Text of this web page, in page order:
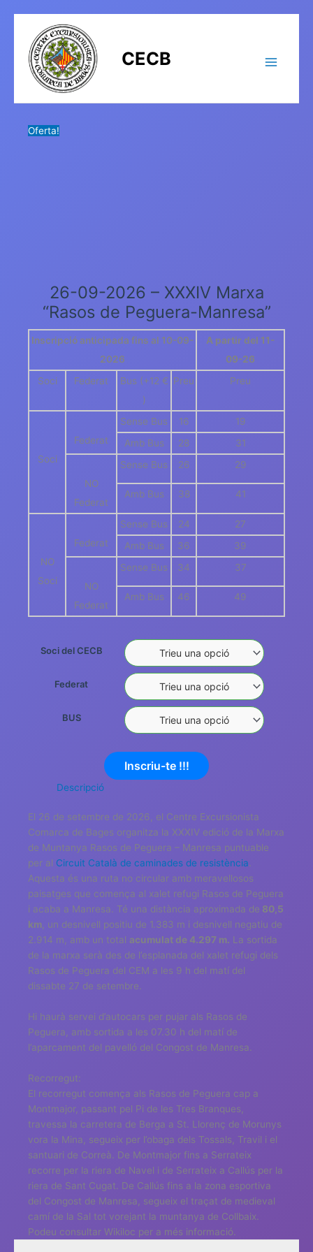
CECB
Oferta!
26-09-2026 – XXXIV Marxa
“Rasos de Peguera-Manresa”
Inscripció anticipada fins al 10-09-
2026
A partir del 11-
09-26
Soci
Federat
Bus (+12 €
)
Preu Preu
Soci
Federat
Sense Bus 16
19
Amb Bus
28 31
NO
Federat
Sense Bus 26 29
Amb Bus 38 41
NO
Soci
Federat
Sense Bus 24
27
Amb Bus
36 39
NO
Federat
Sense Bus 34 37
Amb Bus 46 49
Soci del CECB
Federat
BUS
Inscriu-te !!!
Descripció
El 26 de setembre de 2026, el Centre Excursionista
Comarca de Bages organitza la XXXIV edició de la Marxa
de Muntanya Rasos de Peguera – Manresa puntuable
per al Circuit Català de caminades de resistència.
Aquesta és una ruta no circular amb meravellosos
paisatges que comença al xalet refugi Rasos de Peguera
i acaba a Manresa. Té una distància aproximada de 80,5
km, un desnivell positiu de 1.383 m i desnivell negatiu de
2.914 m, amb un total acumulat de 4.297 m. La sortida
de la marxa serà des de l’esplanada del xalet refugi dels
Rasos de Peguera del CEM a les 9 h del matí del
dissabte 27 de setembre.
Hi haurà servei d’autocars per pujar als Rasos de
Peguera, amb sortida a les 07.30 h del matí de
l’aparcament del pavelló del Congost de Manresa.
Recorregut:
El recorregut comença als Rasos de Peguera cap a
Montmajor, passant pel Pi de les Tres Branques,
travessa la carretera de Berga a St. Llorenç de Morunys
vora la Mina, segueix per l’obaga dels Tossals, Travil i el
santuari de Correà. De Montmajor fins a Serrateix
recorre per la riera de Navel i de Serrateix a Callús per la
riera de Sant Cugat. De Callús fins a la zona esportiva
del Congost de Manresa, segueix el traçat de medieval
camí de la Sal tot vorejant la muntanya de Collbaix.
Podeu consultar Wikiloc per a més informació.